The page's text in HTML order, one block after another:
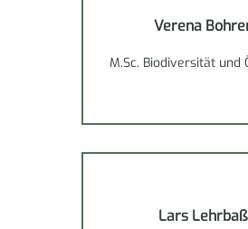
Verena
M.Sc. Biodiversität und
Lars Lehrbaß